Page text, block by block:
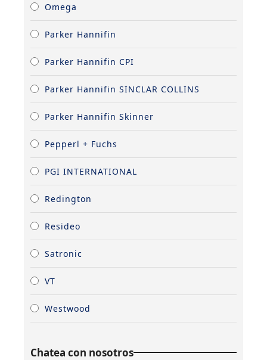
Omega
Parker Hannifin
Parker Hannifin CPI
Parker Hannifin SINCLAR COLLINS
Parker Hannifin Skinner
Pepperl + Fuchs
PGI INTERNATIONAL
Redington
Resideo
Satronic
VT
Westwood
Chatea con nosotros